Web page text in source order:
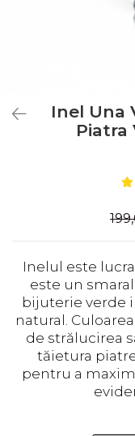
Inel Una
Piatra
Inelul este
este un
bijuterie verde
natural.
de strălucirea
tăietura
pentru a